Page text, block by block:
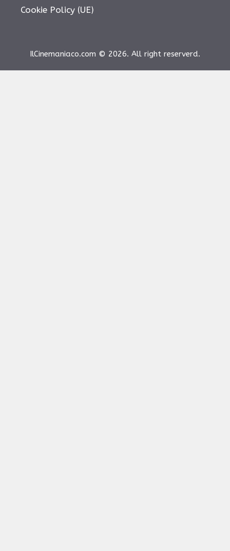
Cookie Policy (UE)
IlCinemaniaco.com © 2026. All right reserverd.